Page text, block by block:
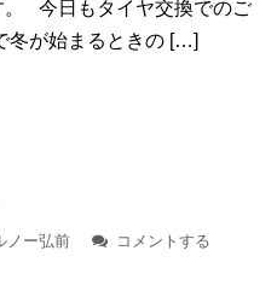
今日もタイヤ交換でのご
冬が始まるときの […]
ノー弘前
コメントする